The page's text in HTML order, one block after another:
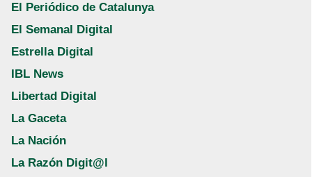
El Periódico de Catalunya
El Semanal Digital
Estrella Digital
IBL News
Libertad Digital
La Gaceta
La Nación
La Razón Digit@l